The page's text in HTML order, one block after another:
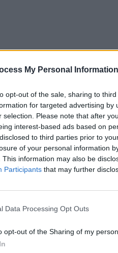
My Personal Information
opt-out of the sale, sharing to
for targeted advertising
selection. Please note that after
interest-based ads based on
to third parties prior to
of your personal information
This information may also be
Participants that may further
Data Processing Opt Outs
opt-out of the Sharing of my
ad